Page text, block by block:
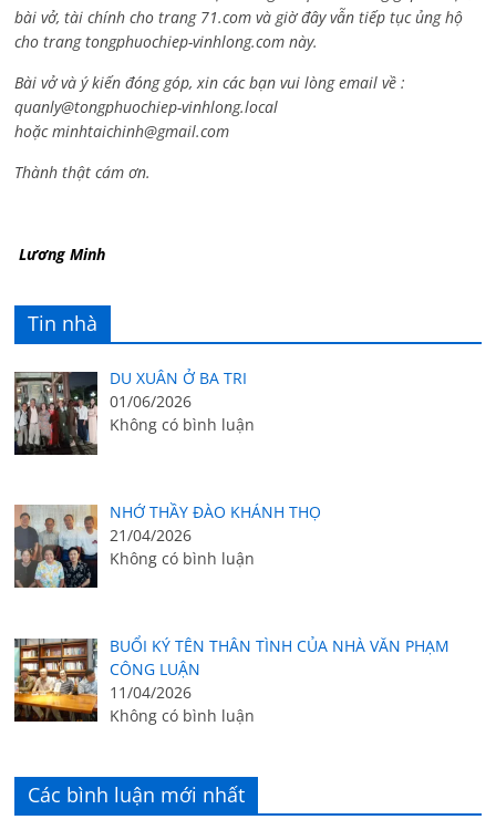
bài vở, tài chính cho trang 71.com và giờ đây vẫn tiếp tục ủng hộ
cho trang tongphuochiep-vinhlong.com này.
Bài vở và ý kiến đóng góp, xin các bạn vui lòng email về :
quanly@tongphuochiep-vinhlong.local
hoặcminhtaichinh@gmail.com
Thành thật cám ơn.
Lương Minh
Tin nhà
DU XUÂN Ở BA TRI
01/06/2026
Không có bình luận
NHỚ THẦY ĐÀO KHÁNH THỌ
21/04/2026
Không có bình luận
BUỔI KÝ TÊN THÂN TÌNH CỦA NHÀ VĂN PHẠM
CÔNG LUẬN
11/04/2026
Không có bình luận
Các bình luận mới nhất